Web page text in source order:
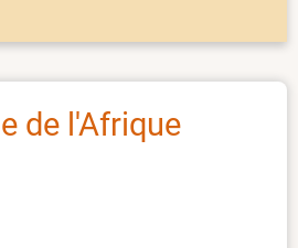
de l'Afrique